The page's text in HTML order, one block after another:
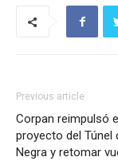
Previous article
Corpan reimpulsó
proyecto del Túnel
Negra y retomar